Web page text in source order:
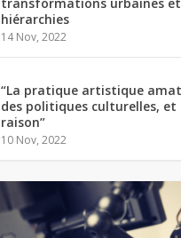
hiérarchies
14 Nov, 2022
“La pratique artistique
des politiques culturelles, et
raison”
10 Nov, 2022